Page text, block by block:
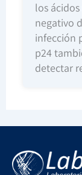
los
negativo
infección
p24
detectar